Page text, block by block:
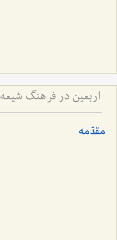
اربعین در فرهنگ شیعه
مقدّمه